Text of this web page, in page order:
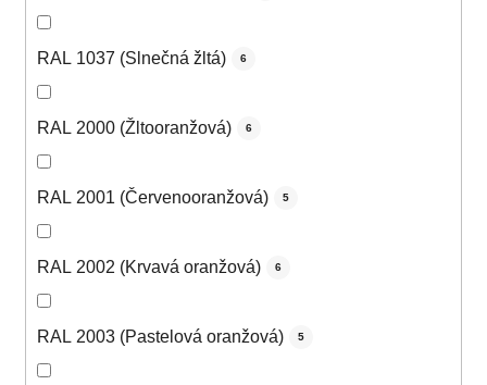
RAL 1037 (Slnečná žltá) 6
RAL 2000 (Žltooranžová) 6
RAL 2001 (Červenooranžová) 5
RAL 2002 (Krvavá oranžová) 6
RAL 2003 (Pastelová oranžová) 5